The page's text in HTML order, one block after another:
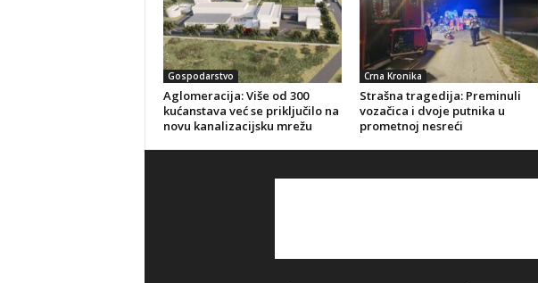
Gospodarstvo
Aglomeracija: Više od 300
kućanstava već se priključilo na
novu kanalizacijsku mrežu
Crna Kronika
Strašna tragedija: Preminuli
vozačica i dvoje putnika u
prometnoj nesreći